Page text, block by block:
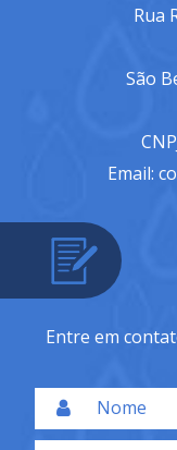
Rua
São
Email:
Entre em